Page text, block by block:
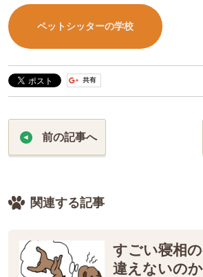
ペットシッターの学校
前の記事へ
関連する記事
すごい寝相
違えないの